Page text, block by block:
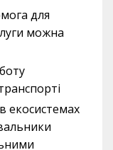
для
можна
екосистемах